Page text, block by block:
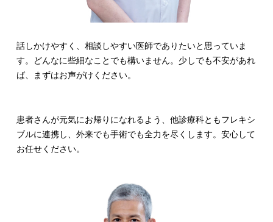
話しかけやすく、相談しやすい医師でありたいと思っていま
す。どんなに些細なことでも構いません。少しでも不安があれ
ば、まずはお声がけください。
患者さんが元気にお帰りになれるよう、他診療科ともフレキシ
ブルに連携し、外来でも手術でも全力を尽くします。安心して
お任せください。